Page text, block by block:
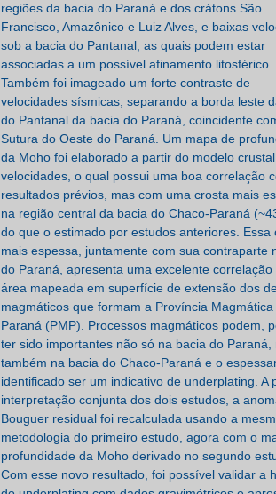
regiões da bacia do Paraná e dos crátons São
Francisco, Amazônico e Luiz Alves, e baixas
sob a bacia do Pantanal, as quais podem estar
associadas a um possível afinamento litosférico.
Também foi imageado um forte contraste de
velocidades sísmicas, separando a borda leste
do Pantanal da bacia do Paraná, coincidente
Sutura do Oeste do Paraná. Um mapa de
da Moho foi elaborado a partir do modelo
velocidades, o qual possui uma boa correlação
resultados prévios, mas com uma crosta mais
na região central da bacia do Chaco-Paraná
do que o estimado por estudos anteriores. Essa
mais espessa, juntamente com sua contraparte
do Paraná, apresenta uma excelente correlação
área mapeada em superfície de extensão dos
magmáticos que formam a Província Magmática
Paraná (PMP). Processos magmáticos podem,
ter sido importantes não só na bacia do Paraná,
também na bacia do Chaco-Paraná e o
identificado ser um indicativo de underplating. A
interpretação conjunta dos dois estudos, a
Bouguer residual foi recalculada usando a
metodologia do primeiro estudo, agora com o
profundidade da Moho derivado no segundo
Com esse novo resultado, foi possível validar a